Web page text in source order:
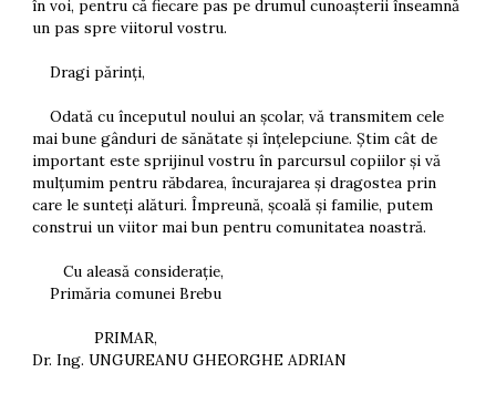
în voi, pentru că fiecare pas pe drumul cunoașterii înseamnă
un pas spre viitorul vostru.
Dragi părinți,
Odată cu începutul noului an școlar, vă transmitem cele
mai bune gânduri de sănătate și înțelepciune. Știm cât de
important este sprijinul vostru în parcursul copiilor și vă
mulțumim pentru răbdarea, încurajarea și dragostea prin
care le sunteți alături. Împreună, școală și familie, putem
construi un viitor mai bun pentru comunitatea noastră.
Cu aleasă considerație,
Primăria comunei Brebu
PRIMAR,
Dr. Ing. UNGUREANU GHEORGHE ADRIAN